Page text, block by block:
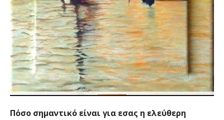
Πόσο σημαντικό είναι για εσας η ελεύθερη